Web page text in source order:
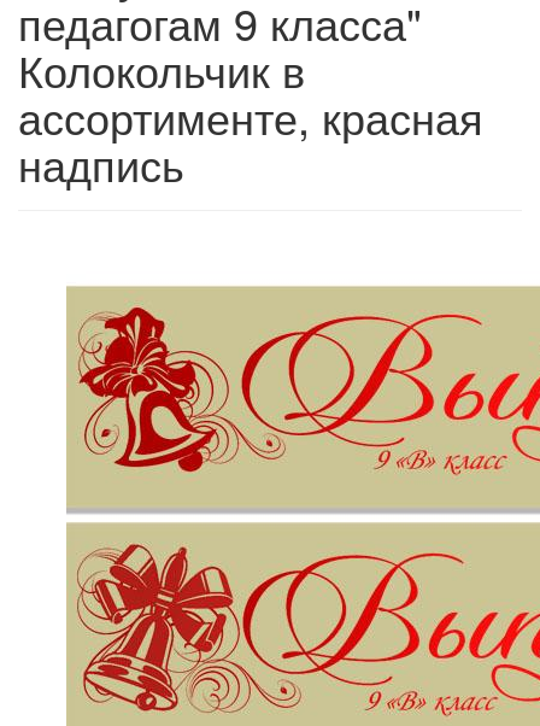
педагогам 9 класса"
Колокольчик в
ассортименте, красная
надпись